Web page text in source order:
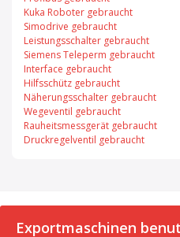
Kuka Roboter gebraucht
Simodrive gebraucht
Leistungsschalter gebraucht
Siemens Teleperm gebraucht
Interface gebraucht
Hilfsschütz gebraucht
Näherungsschalter gebraucht
Wegeventil gebraucht
Rauheitsmessgerät gebraucht
Druckregelventil gebraucht
© 2026
Exportmaschinen